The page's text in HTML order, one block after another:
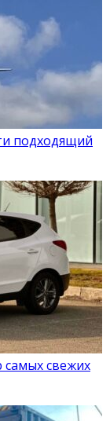
подходящий
самых свежих